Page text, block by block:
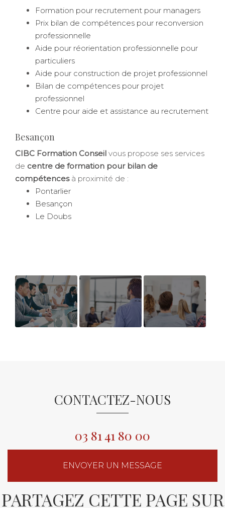
Formation pour recrutement pour managers
Prix bilan de compétences pour reconversion
professionnelle
Aide pour réorientation professionnelle pour
particuliers
Aide pour construction de projet professionnel
Bilan de compétences pour projet
professionnel
Centre pour aide et assistance au recrutement
Besançon
CIBC Formation Conseil vous propose ses services
de centre de formation pour bilan de
compétencesà proximité de :
Pontarlier
Besançon
Le Doubs
CONTACTEZ-NOUS
03 81 41 80 00
ENVOYER UN MESSAGE
PARTAGEZ CETTE PAGE SUR